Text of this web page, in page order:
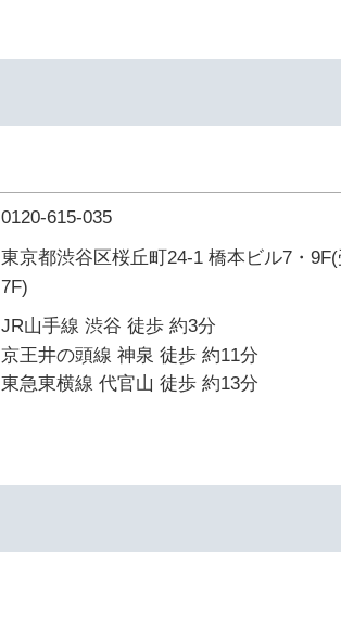
0120-615-035
東京都渋谷区桜丘町24-1 橋本ビル7・
7F)
JR山手線 渋谷 徒歩 約3分
京王井の頭線 神泉 徒歩 約11分
東急東横線 代官山 徒歩 約13分